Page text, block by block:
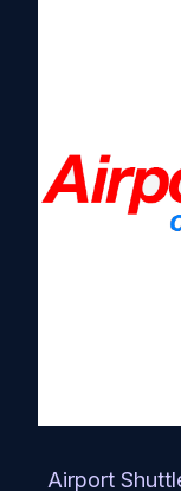
Airport